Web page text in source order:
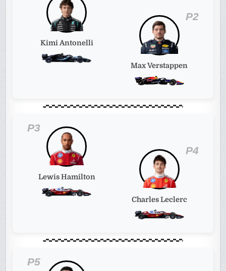
Kimi Antonelli
P2
Max Verstappen
P3
Lewis Hamilton
P4
Charles Leclerc
P5